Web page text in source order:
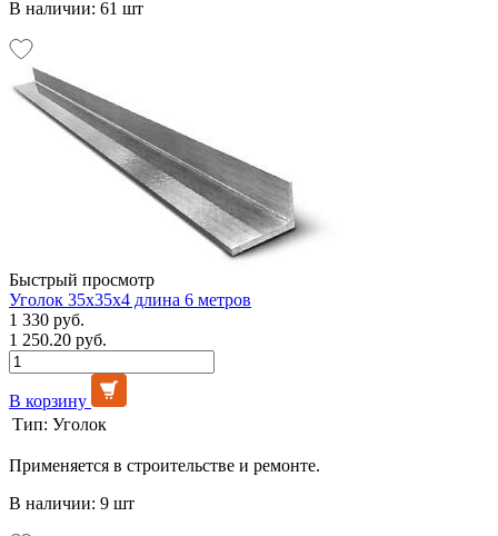
В наличии: 61 шт
Быстрый просмотр
Уголок 35х35х4 длина 6 метров
1 330 руб.
1 250.20 руб.
В корзину
Тип: Уголок
Применяется в строительстве и ремонте.
В наличии: 9 шт